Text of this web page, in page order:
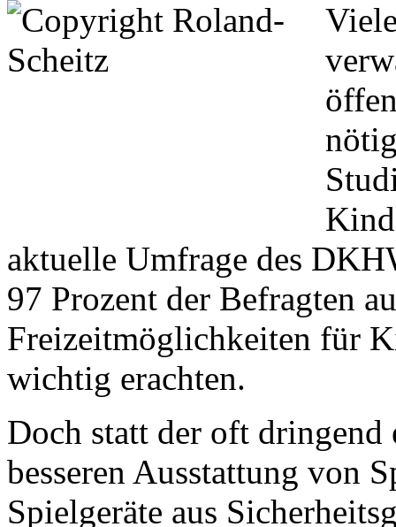
aktuelle Umfrage des
97 Prozent der Befragten
Freizeitmöglichkeiten für
wichtig erachten.
Doch statt der oft
besseren Ausstattung von
Spielgeräte aus